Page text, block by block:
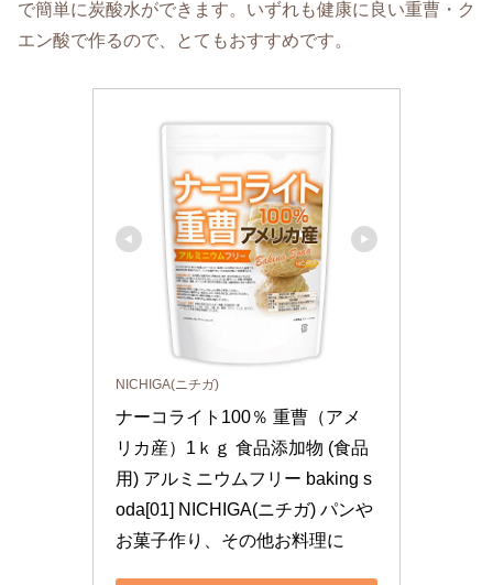
で簡単に炭酸水ができます。いずれも健康に良い重曹・ク
エン酸で作るので、とてもおすすめです。
NICHIGA(ニチガ)
ナーコライト100％ 重曹（アメ
リカ産）1ｋｇ 食品添加物 (食品
用) アルミニウムフリー baking s
oda[01] NICHIGA(ニチガ) パンや
お菓子作り、その他お料理に